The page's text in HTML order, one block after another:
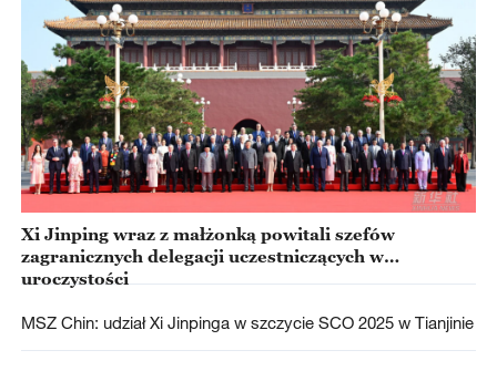
Xi Jinping wraz z małżonką powitali szefów
zagranicznych delegacji uczestniczących w
uroczystości
MSZ Chin: udział Xi Jinpinga w szczycie SCO 2025 w Tianjinie